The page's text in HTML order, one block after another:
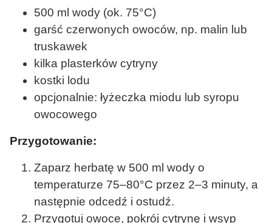
500 ml wody (ok. 75°C)
garść czerwonych owoców, np. malin lub
truskawek
kilka plasterków cytryny
kostki lodu
opcjonalnie: łyżeczka miodu lub syropu
owocowego
Przygotowanie:
Zaparz herbatę w 500 ml wody o
temperaturze 75–80°C przez 2–3 minuty, a
następnie odcedź i ostudź.
Przygotuj owoce, pokrój cytrynę i wsyp